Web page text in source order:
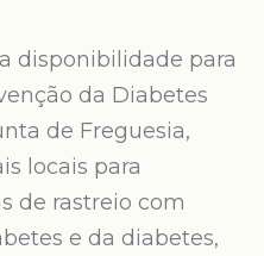
disponibilidade para
da Diabetes
de Freguesia,
locais para
de rastreio com
e da diabetes,